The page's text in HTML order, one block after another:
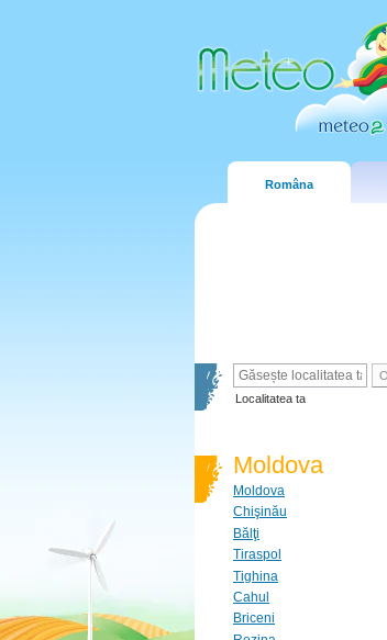
Româna
Localitatea ta
Moldova
Moldova
Chişinău
Bălţi
Tiraspol
Tighina
Cahul
Briceni